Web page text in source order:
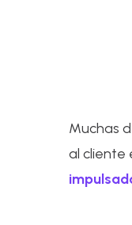
Muchas
al cliente